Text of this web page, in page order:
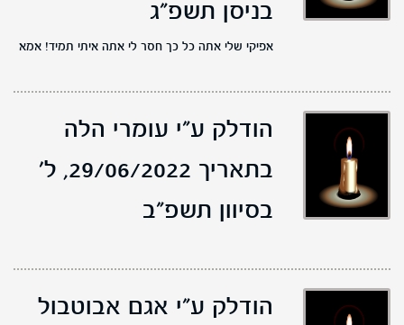
בניסן תשפ"ג
אפיקי שלי אתה כל כך חסר לי אתה איתי תמיד! אמא
הודלק ע"י עומרי הלה
בתאריך 29/06/2022,
ל'
בסיוון תשפ"ב
הודלק ע"י אגם אבוטבול